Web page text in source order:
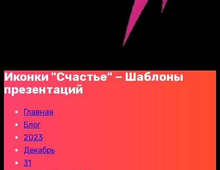
Иконки "Счастье" − Шаблоны
презентаций
Главная
Блог
2023
Декабрь
31